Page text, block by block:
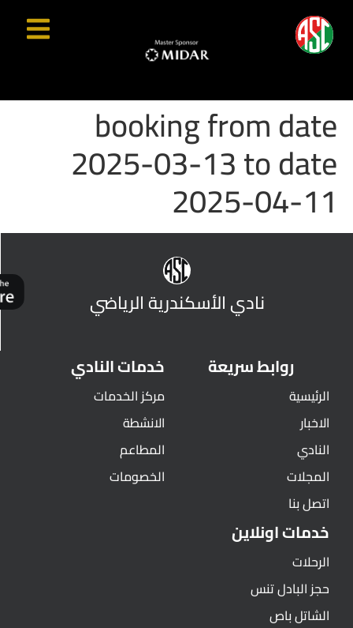
booking from date
2025-03-13 to date
2025-04-11
نادي الأسكندرية الرياضي
روابط سريعة
الرئيسية
الاخبار
النادي
المجلات
اتصل بنا
خدمات النادي
مركز الخدمات
الانشطة
المطاعم
الخصومات
خدمات اونلاين
الرحلات
حجز البادل تنس
الشاتل باص